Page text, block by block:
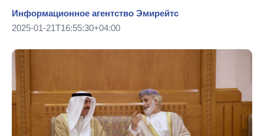
Информационное агентство Эмирейтс
2025-01-21T16:55:30+04:00